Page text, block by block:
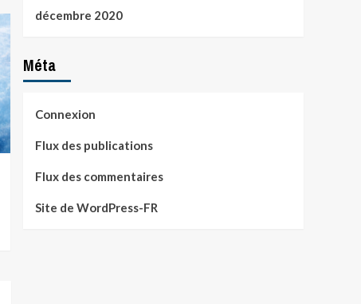
décembre 2020
Méta
Connexion
Flux des publications
Flux des commentaires
Site de WordPress-FR